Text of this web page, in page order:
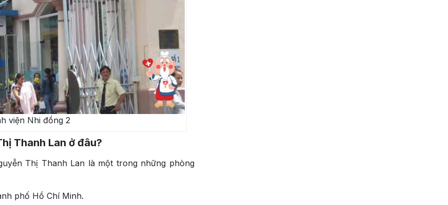
viện Nhi đồng 2
Thanh Lan ở đâu?
Thị Thanh Lan là một trong những phòng
phố Hồ Chí Minh.